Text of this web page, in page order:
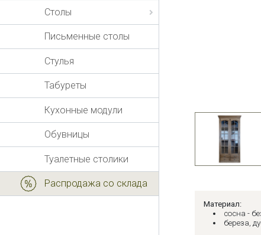
Столы
Письменные столы
Стулья
Табуреты
Кухонные модули
Обувницы
Туалетные столики
Распродажа со склада
Материал:
сосна -
береза,